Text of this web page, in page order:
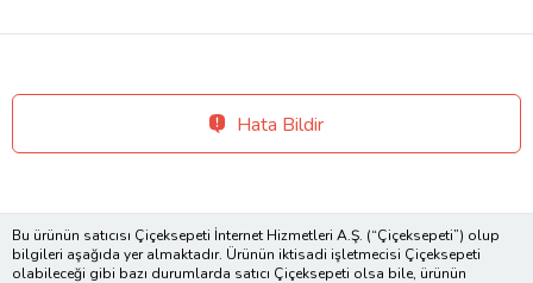
Hata Bildir
Bu ürünün satıcısı Çiçeksepeti İnternet Hizmetleri A.Ş. (“Çiçeksepeti”) olup
bilgileri aşağıda yer almaktadır. Ürünün iktisadi işletmecisi Çiçeksepeti
olabileceği gibi bazı durumlarda satıcı Çiçeksepeti olsa bile, ürünün